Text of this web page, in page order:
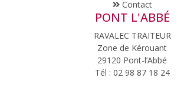
Contact
PONT L'ABBÉ
RAVALEC TRAITEUR
Zone de Kérouant
29120 Pont-l’Abbé
Tél : 02 98 87 18 24